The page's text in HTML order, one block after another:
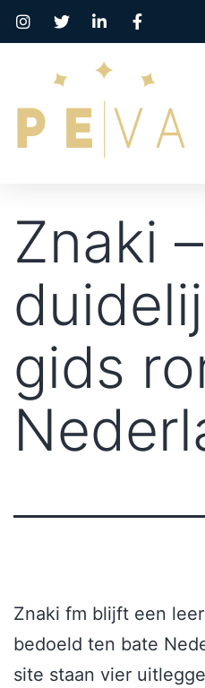
Znaki
gids
Znaki fm blijft een
bedoeld ten bate
site staan vier